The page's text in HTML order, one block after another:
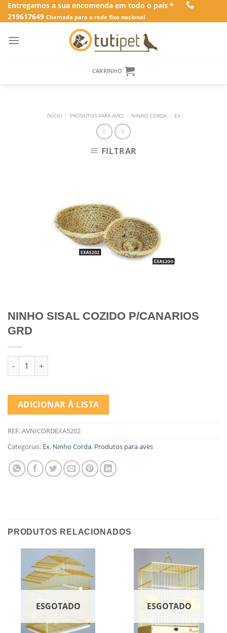
SkipEntregamos a sua encomenda em todo o país *
219617649 Chamada para a rede fixa nacional
CARRINHO
INÍCIO / PRODUTOS PARA AVES / NINHO CORDA / EX
FILTRAR
NINHO SISAL COZIDO P/CANARIOS
GRD
Quantidade de NINHO SISAL COZIDO P/CANARIOS GRD
ADICIONAR À LISTA
REF:AVNICORDEXA5202
Categorias: Ex, Ninho Corda, Produtos para aves
PRODUTOS RELACIONADOS
ESGOTADO ESGOTADO